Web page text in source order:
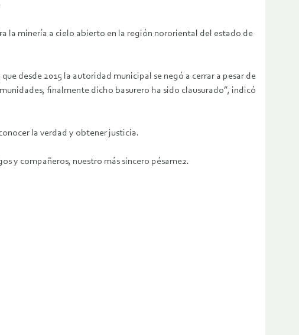
la minería a cielo abierto en la región nororiental del estado de
desde 2015 la autoridad municipal se negó a cerrar a pesar de
finalmente dicho basurero ha sido clausurado”, indicó
la verdad y obtener justicia.
y compañeros, nuestro más sincero pésame2.